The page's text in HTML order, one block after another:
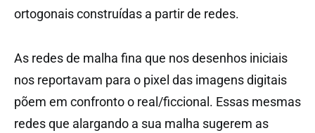
ortogonais construídas a partir de redes.
As redes de malha fina que nos desenhos iniciais
nos reportavam para o pixel das imagens digitais
põem em confronto o real/ficcional. Essas mesmas
redes que alargando a sua malha sugerem as